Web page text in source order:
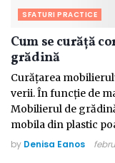
SFATURI PRACTICE
Cum se curăță
grădină
Curățarea
verii. În funcție de
Mobilierul de
mobila din plastic
by Denisa Eanos